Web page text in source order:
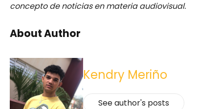
concepto de noticias en materia audiovisual.
About Author
Kendry Meriño
See author's posts